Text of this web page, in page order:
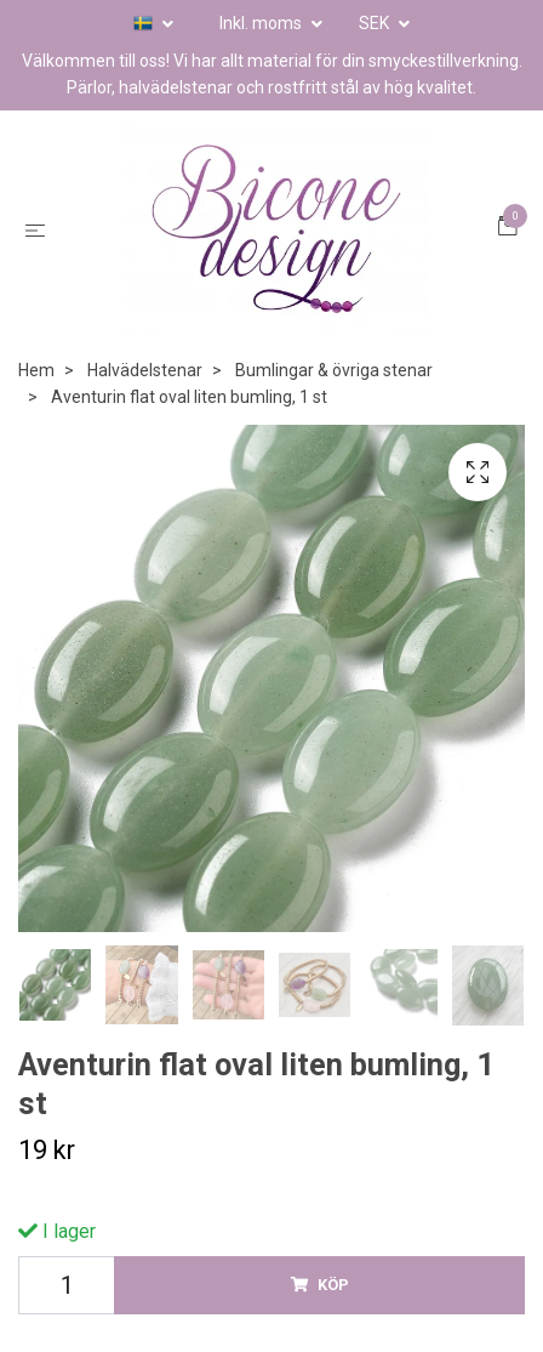
Inkl. moms
SEK
Välkommen till oss! Vi har allt material för din smyckestillverkning.
Pärlor, halvädelstenar och rostfritt stål av hög kvalitet.
0
Hem Halvädelstenar
Bumlingar & övriga stenar
Aventurin flat oval liten bumling, 1 st
Aventurin flat oval liten bumling, 1
st
19 kr
I lager
KÖP